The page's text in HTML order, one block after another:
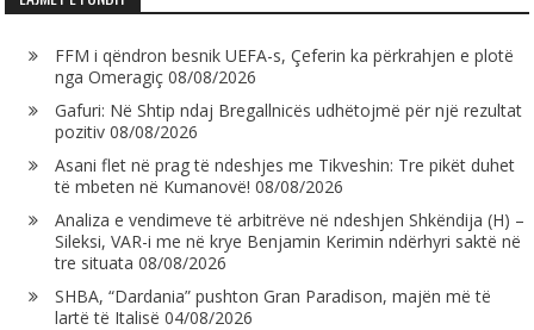
FFM i qëndron besnik UEFA-s, Çeferin ka përkrahjen e plotë
nga Omeragiç 08/08/2026
Gafuri: Në Shtip ndaj Bregallnicës udhëtojmë për një rezultat
pozitiv 08/08/2026
Asani flet në prag të ndeshjes me Tikveshin: Tre pikët duhet
të mbeten në Kumanovë! 08/08/2026
Analiza e vendimeve të arbitrëve në ndeshjen Shkëndija (H) –
Sileksi, VAR-i me në krye Benjamin Kerimin ndërhyri saktë në
tre situata 08/08/2026
SHBA, “Dardania” pushton Gran Paradison, majën më të
lartë të Italisë 04/08/2026